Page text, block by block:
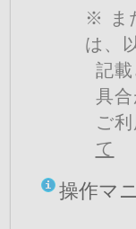
※ ま
は、
記
具
ご
て
操作マ